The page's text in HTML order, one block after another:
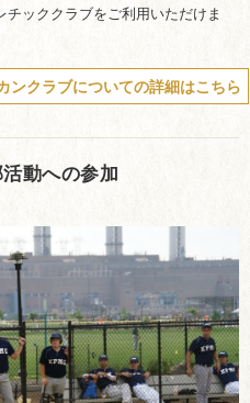
ッククラブをご利用いただけま
ンクラブについての詳細はこちら
動への参加